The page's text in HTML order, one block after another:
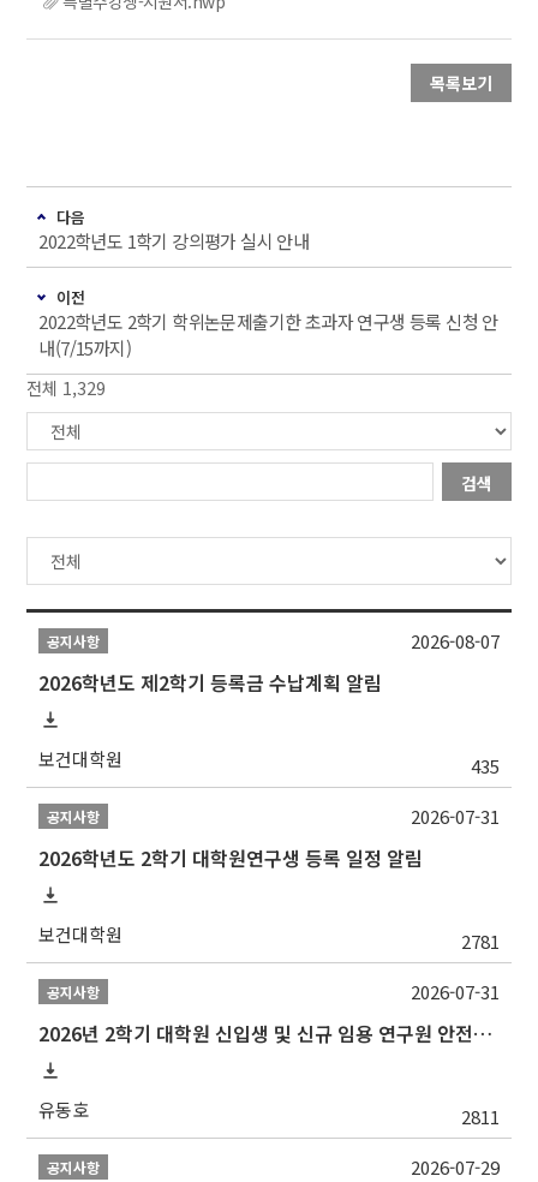
목록보기
다음
2022학년도 1학기 강의평가 실시 안내
이전
2022학년도 2학기 학위논문제출기한 초과자 연구생 등록 신청 안
내(7/15까지)
전체 1,329
검색
공지사항
2026학년도 제2학기 등록금 수납계획 알림
보건대학원 435
2026-08-07
공지사항
2026학년도 2학기 대학원연구생 등록 일정 알림
보건대학원 2781
2026-07-31
공지사항
2026년 2학기 대학원 신입생 및 신규 임용 연구원 안전환경교육(신규교육) 실시 안내
유동호 2811
2026-07-31
공지사항 2026-07-29